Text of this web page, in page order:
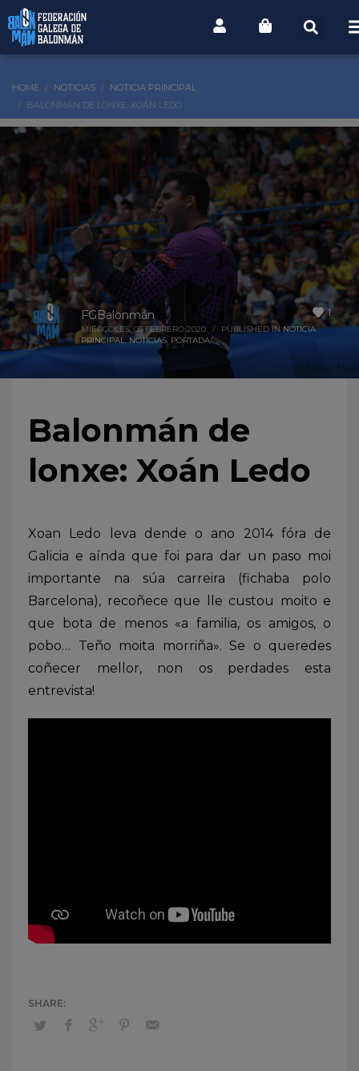
HOME NOTICIAS
NOTICIA PRINCIPAL
BALONMÁN DE LONXE: XOÁN LEDO
1
FGBalonmán
MIÉRCOLES, 05 FEBRERO 2020 / PUBLISHED INNOTICIA
PRINCIPAL,NOTICIAS, PORTADA
Balonmán de
lonxe: Xoán Ledo
Xoan Ledo leva dende o ano 2014 fóra de
Galicia e aínda que foi para dar un paso moi
importante na súa carreira (fichaba polo
Barcelona), recoñece que lle custou moito e
que bota de menos «a familia, os amigos, o
pobo… Teño moita morriña». Se o queredes
coñecer mellor, non os perdades esta
entrevista!